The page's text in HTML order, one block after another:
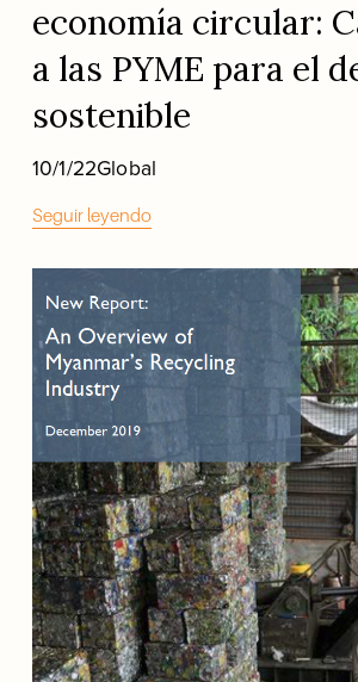
10/1/22Global
economía circular:
a las PYME para el
sostenible
Seguir leyendo